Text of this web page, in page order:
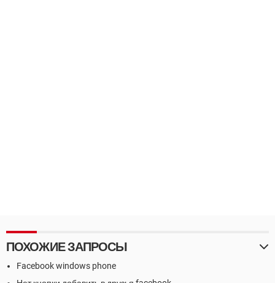
ПОХОЖИЕ ЗАПРОСЫ
Facebook windows phone